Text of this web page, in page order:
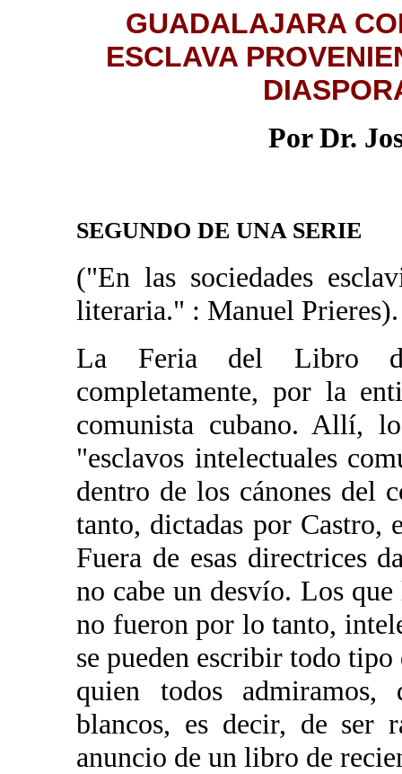
GUADALAJARA
ESCLAVA
Por Dr.
SEGUNDO DE UNA SERIE
("En las sociedades
literaria." : Manuel Prieres).
La Feria del Libro de
completamente, por la
comunista cubano. Allí,
"esclavos intelectuales
dentro de los cánones del
tanto, dictadas por Castro,
Fuera de esas directrices
no cabe un desvío. Los
no fueron por lo tanto,
se pueden escribir todo
quien todos admiramos,
blancos, es decir, de ser
anuncio de un libro de